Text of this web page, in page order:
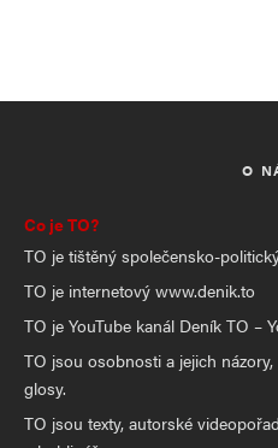
O
Co je TO?
TO je tištěný společensko-
TO je internetový www.denik.to
TO je YouTube kanál Deník TO –
TO jsou osobnosti a jejich
glosy.
TO jsou texty, autorské